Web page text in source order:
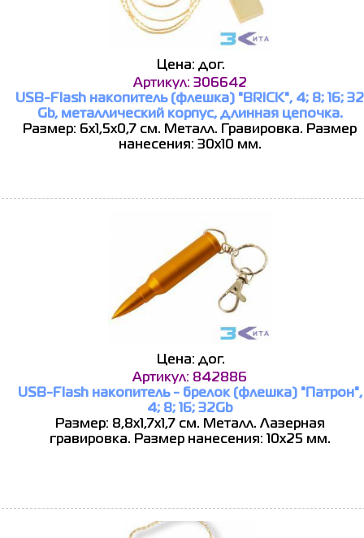
Цена: дог.
Артикул: 306642
USB-Flash накопитель (флешка) "BRICK", 4; 8; 16; 32
Gb, металлический корпус, длинная цепочка.
Размер: 6х1,5х0,7 см. Металл. Гравировка. Размер
нанесения: 30х10 мм.
Цена: дог.
Артикул: 842886
USB-Flash накопитель - брелок (флешка) "Патрон",
4; 8; 16; 32Gb
Размер: 8,8х1,7х1,7 см. Металл. Лазерная
гравировка. Размер нанесения: 10х25 мм.